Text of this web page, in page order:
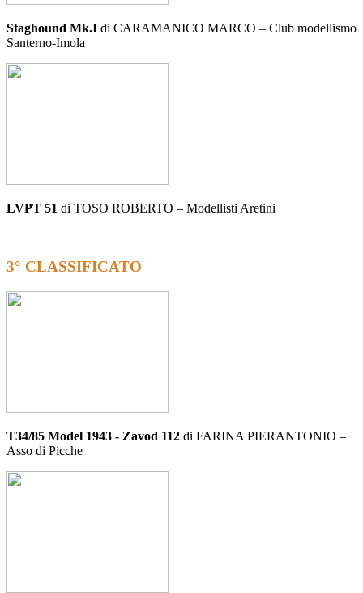
Staghound Mk.I di CARAMANICO MARCO – Club modellismo
Santerno-Imola
LVPT 51 di TOSO ROBERTO – Modellisti Aretini
3° CLASSIFICATO
T34/85 Model 1943 - Zavod 112 di FARINA PIERANTONIO –
Asso di Picche